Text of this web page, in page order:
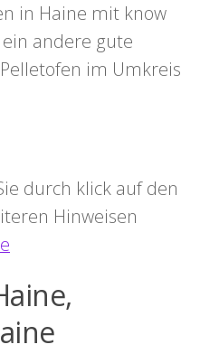
in Haine mit know
andere gute
im Umkreis
durch klick auf den
Hinweisen